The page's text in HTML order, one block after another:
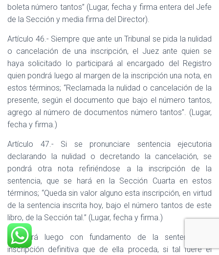
boleta número tantos” (Lugar, fecha y firma entera del Jefe
de la Sección y media firma del Director).
Artículo 46.- Siempre que ante un Tribunal se pida la nulidad
o cancelación de una inscripción, el Juez ante quien se
haya solicitado lo participará al encargado del Registro
quien pondrá luego al margen de la inscripción una nota, en
estos términos; “Reclamada la nulidad o cancelación de la
presente, según el documento que bajo el número tantos,
agrego al número de documentos número tantos”. (Lugar,
fecha y firma.)
Artículo 47.- Si se pronunciare sentencia ejecutoria
declarando la nulidad o decretando la cancelación, se
pondrá otra nota refiriéndose a la inscripción de la
sentencia, que se hará en la Sección Cuarta en estos
términos; “Queda sin valor alguno esta inscripción, en virtud
de la sentencia inscrita hoy, bajo el número tantos de este
libro, de la Sección tal.” (Lugar, fecha y firma.)
Se hará luego con fundamento de la sentencia, la
inscripción definitiva que de ella proceda, si tal fuere el